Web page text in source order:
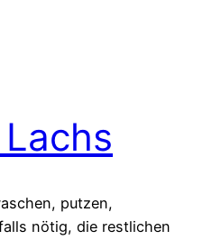
putzen,
nötig, die restlichen